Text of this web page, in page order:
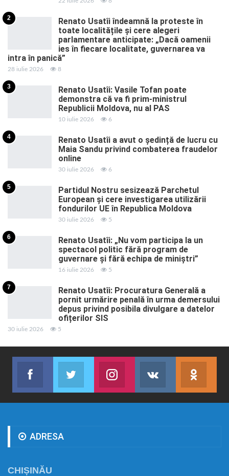
2
Renato Usatîi îndeamnă la proteste în
toate localitățile și cere alegeri
parlamentare anticipate: „Dacă oamenii
ies în fiecare localitate, guvernarea va
intra în panică”
28 iulie 2026 8
3
Renato Usatîi: Vasile Tofan poate
demonstra că va fi prim-ministrul
Republicii Moldova, nu al PAS
10 iulie 2026 6
4
Renato Usatîi a avut o ședință de lucru cu
Maia Sandu privind combaterea fraudelor
online
30 iulie 2026 6
5
Partidul Nostru sesizează Parchetul
European și cere investigarea utilizării
fondurilor UE în Republica Moldova
30 iulie 2026 5
6
Renato Usatîi: „Nu vom participa la un
spectacol politic fără program de
guvernare și fără echipa de miniștri”
16 iulie 2026 5
7
Renato Usatîi: Procuratura Generală a
pornit urmărire penală în urma demersului
depus privind posibila divulgare a datelor
ofițerilor SIS
30 iulie 2026 5
Facebook
Abonează-te
Twitter
Join us on TwitterJoin us on Instagram
Abonează-te
ADRESA
CHIȘINĂU